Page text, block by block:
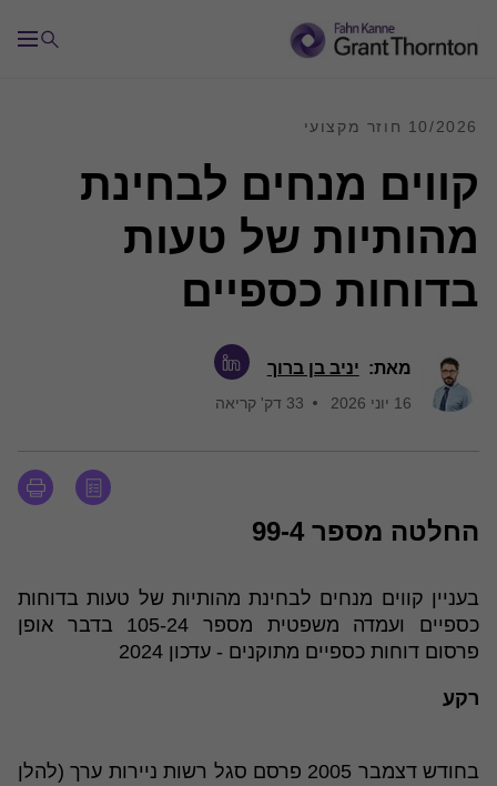
קווים מנחים לבחינת
מהותיות של טעות
בדוחות כספיים
10/2026 חוזר מקצועי
מאת: יניב בן ברוך
16 יוני 2026 33 דק' קריאה
החלטה מספר 99-4
בעניין קווים מנחים לבחינת מהותיות של טעות בדוחות
כספיים ועמדה משפטית מספר 105-24 בדבר אופן
פרסום דוחות כספיים מתוקנים - עדכון 2024
רקע
בחודש דצמבר 2005 פרסם סגל רשות ניירות ערך (להלן